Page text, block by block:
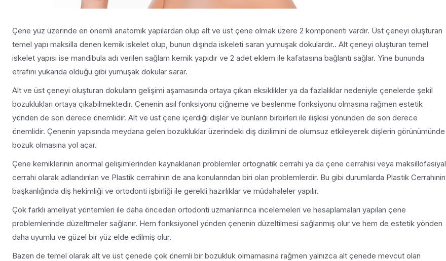
Çene yüz üzerinde en önemli anatomik yapılardan olup alt ve üst çene olmak üzere 2 komponenti vardır. Üst çeneyi oluşturan
temel yapı maksilla denen kemik iskelet olup, bunun dışında iskeleti saran yumuşak dokulardır.. Alt çeneyi oluşturan temel
iskelet yapısı ise mandibula adı verilen sağlam kemik yapıdır ve 2 adet eklem ile kafatasına bağlantı sağlar. Yine bununda
etrafını yukarıda olduğu gibi yumuşak dokular sarar.
Alt ve üst çeneyi oluşturan dokuların gelişimi aşamasında ortaya çıkan eksiklikler ya da fazlalıklar nedeniyle çenelerde şekil
bozuklukları ortaya çıkabilmektedir. Çenenin asıl fonksiyonu çiğneme ve beslenme fonksiyonu olmasına rağmen estetik
yönden de son derece önemlidir. Alt ve üst çene içerdiği dişler ve bunların birbirleri ile ilişkisi yönünden de son derece
önemlidir. Çenenin yapısında meydana gelen bozukluklar üzerindeki diş dizilimini de olumsuz etkileyerek dişlerin görünümünde
bozuk olmasına yol açar.
Çene kemiklerinin anormal gelişimlerinden kaynaklanan problemler ortognatik cerrahi ya da çene cerrahisi veya maksillofasiyal
cerrahi olarak adlandırılan ve Plastik cerrahinin de ana konularından biri olan problemlerdir. Bu gibi durumlarda Plastik Cerrahinin
başkanlığında diş hekimliği ve ortodonti işbirliği ile gerekli hazırlıklar ve müdahaleler yapılır.
Çok farklı ameliyat yöntemleri ile daha önceden ortodonti uzmanlarınca incelemeleri ve hesaplamaları yapılan çene
problemlerinde düzeltmeler sağlanır. Hem fonksiyonel yönden çenenin düzeltilmesi sağlanmış olur ve hem de estetik yönden
daha uyumlu ve güzel bir yüz elde edilmiş olur.
Bazen de temel olarak alt ve üst çenede çok önemli bir bozukluk olmamasına rağmen yalnızca alt çenede mevcut olan